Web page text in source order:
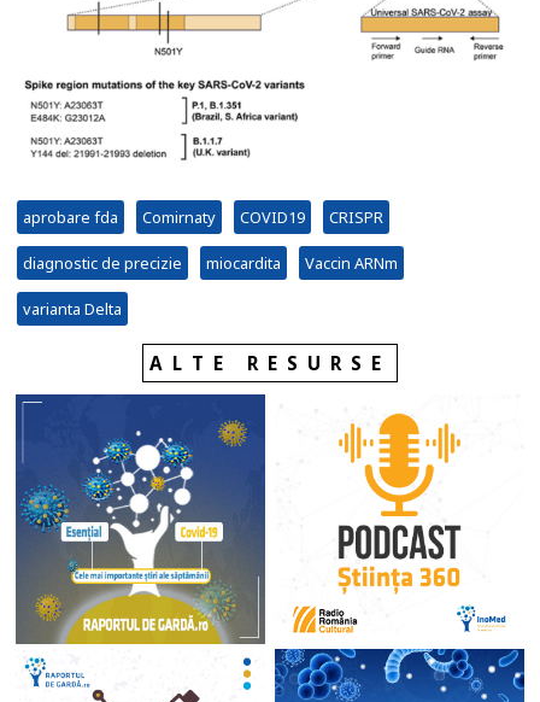
aprobare fda Comirnaty COVID19 CRISPR
diagnostic de precizie miocardita Vaccin ARNm
varianta Delta
ALTE RESURSE